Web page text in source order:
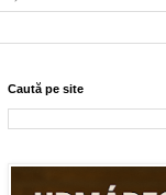
Caută pe site